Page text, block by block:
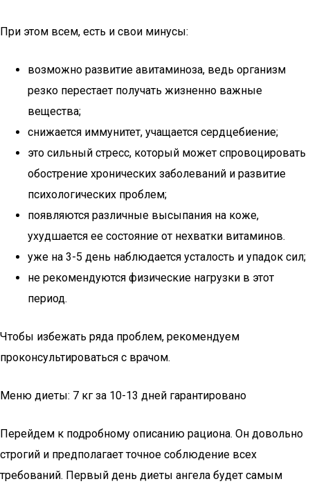
При этом всем, есть и свои минусы:
возможно развитие авитаминоза, ведь организм
резко перестает получать жизненно важные
вещества;
снижается иммунитет, учащается сердцебиение;
это сильный стресс, который может спровоцировать
обострение хронических заболеваний и развитие
психологических проблем;
появляются различные высыпания на коже,
ухудшается ее состояние от нехватки витаминов.
уже на 3-5 день наблюдается усталость и упадок сил;
не рекомендуются физические нагрузки в этот
период.
Чтобы избежать ряда проблем, рекомендуем
проконсультироваться с врачом.
Меню диеты: 7 кг за 10-13 дней гарантировано
Перейдем к подробному описанию рациона. Он довольно
строгий и предполагает точное соблюдение всех
требований. Первый день диеты ангела будет самым